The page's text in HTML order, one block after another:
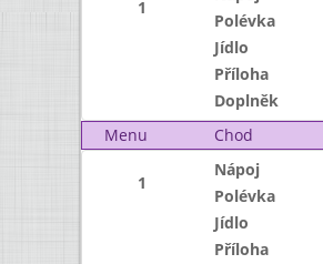
1
Polévka
Jídlo
Příloha
Doplněk
Menu
Chod
1
Nápoj
Polévka
Jídlo
Příloha